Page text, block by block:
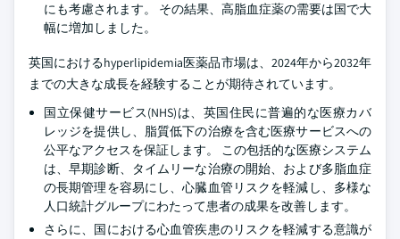
にも考慮されます。 その結果、高脂血症薬の需要は国で大
幅に増加しました。
英国におけるhyperlipidemia医薬品市場は、2024年から2032年
までの大きな成長を経験することが期待されています。
国立保健サービス(NHS)は、英国住民に普遍的な医療カバ
レッジを提供し、脂質低下の治療を含む医療サービスへの
公平なアクセスを保証します。 この包括的な医療システム
は、早期診断、タイムリーな治療の開始、および多脂血症
の長期管理を容易にし、心臓血管リスクを軽減し、多様な
人口統計グループにわたって患者の成果を改善します。
さらに、国における心血管疾患のリスクを軽減する意識が